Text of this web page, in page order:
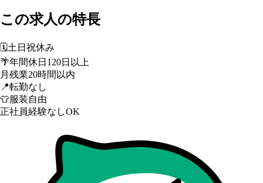
この求人の特長
🗓️土日祝休み
🌴年間休日120日以上
月残業20時間以内
📍転勤なし
👕服装自由
正社員経験なしOK